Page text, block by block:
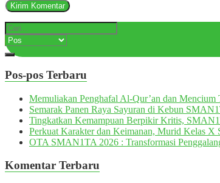
Pos-pos Terbaru
Memuliakan Penghafal Al-Qur’an dan Mencium
Semarak Panen Raya Sayuran di Kebun
Tingkatkan Kemampuan Berpikir Kritis,
Perkuat Karakter dan Keimanan, Murid Kelas X
OTA SMAN1TA 2026 : Transformasi
Komentar Terbaru